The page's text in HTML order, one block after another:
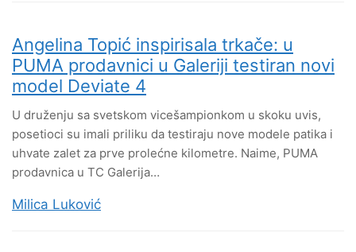
Angelina Topić inspirisala trkače: u
PUMA prodavnici u Galeriji testiran novi
model Deviate 4
U druženju sa svetskom vicešampionkom u skoku uvis,
posetioci su imali priliku da testiraju nove modele patika i
uhvate zalet za prve prolećne kilometre. Naime, PUMA
prodavnica u TC Galerija…
Milica Luković